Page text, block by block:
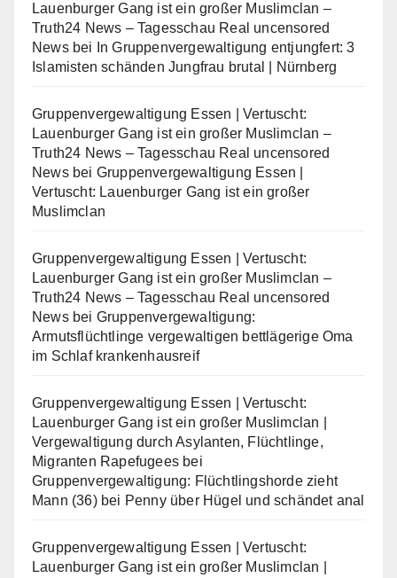
Lauenburger Gang ist ein großer Muslimclan –
Truth24 News – Tagesschau Real uncensored
Newsbei
In Gruppenvergewaltigung entjungfert: 3
Islamisten schänden Jungfrau brutal | Nürnberg
Gruppenvergewaltigung Essen | Vertuscht:
Lauenburger Gang ist ein großer Muslimclan –
Truth24 News – Tagesschau Real uncensored
Newsbei Gruppenvergewaltigung Essen |
Vertuscht: Lauenburger Gang ist ein großer
Muslimclan
Gruppenvergewaltigung Essen | Vertuscht:
Lauenburger Gang ist ein großer Muslimclan –
Truth24 News – Tagesschau Real uncensored
Newsbei Gruppenvergewaltigung:
Armutsflüchtlinge vergewaltigen bettlägerige Oma
im Schlaf krankenhausreif
Gruppenvergewaltigung Essen | Vertuscht:
Lauenburger Gang ist ein großer Muslimclan |
Vergewaltigung durch Asylanten, Flüchtlinge,
Migranten Rapefugees bei
Gruppenvergewaltigung: Flüchtlingshorde zieht
Mann (36) bei Penny über Hügel und schändet anal
Gruppenvergewaltigung Essen | Vertuscht:
Lauenburger Gang ist ein großer Muslimclan |